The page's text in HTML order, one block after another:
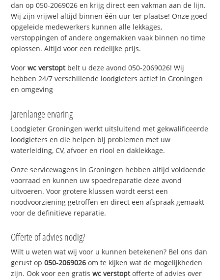
dan op 050-2069026 en krijg direct een vakman aan de lijn.
Wij zijn vrijwel altijd binnen één uur ter plaatse! Onze goed
opgeleide medewerkers kunnen alle lekkages,
verstoppingen of andere ongemakken vaak binnen no time
oplossen. Altijd voor een redelijke prijs.
Voorwc verstoptbelt u deze avond 050-2069026! Wij
hebben 24/7 verschillende loodgieters actief in Groningen
en omgeving
Jarenlange ervaring
Loodgieter Groningen werkt uitsluitend met gekwalificeerde
loodgieters en die helpen bij problemen met uw
waterleiding, CV, afvoer en riool en daklekkage.
Onze servicewagens in Groningen hebben altijd voldoende
voorraad en kunnen uw spoedreparatie deze avond
uitvoeren. Voor grotere klussen wordt eerst een
noodvoorziening getroffen en direct een afspraak gemaakt
voor de definitieve reparatie.
Offerte of advies nodig?
Wilt u weten wat wij voor u kunnen betekenen? Bel ons dan
gerust op050-2069026 om te kijken wat de mogelijkheden
zijn. Ook voor een gratiswc verstoptofferte of advies over